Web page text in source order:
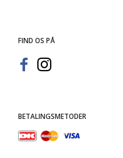
FIND OS PÅ
BETALINGSMETODER